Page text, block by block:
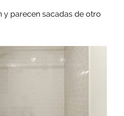
y parecen sacadas de otro